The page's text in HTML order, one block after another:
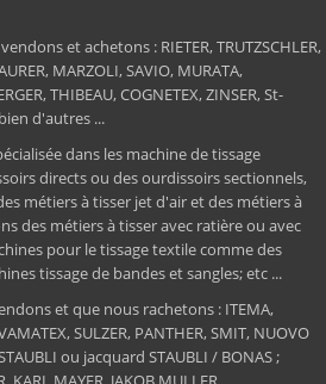
et achetons : RIETER, TRUTZSCHLER,
MARZOLI, SAVIO, MURATA,
THIBEAU, COGNETEX, ZINSER, St-
d'autres ...
dans les machine de tissage
directs ou des ourdissoirs sectionnels,
métiers à tisser jet d'air et des métiers à
des métiers à tisser avec ratière ou avec
pour le tissage textile comme des
tissage de bandes et sangles; etc ...
et que nous rachetons : ITEMA,
SULZER, PANTHER, SMIT, NUOVO
ou jacquard STAUBLI / BONAS ;